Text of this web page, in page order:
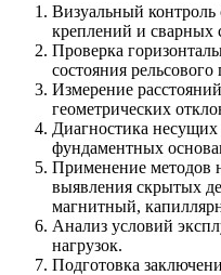
Визуальный контроль
креплений и сварных
Проверка
состояния
Измерение
геометрических
Диагностика
фундаментных
Применение методов
выявления скрытых
магнитный,
Анализ условий
нагрузок.
Подготовка